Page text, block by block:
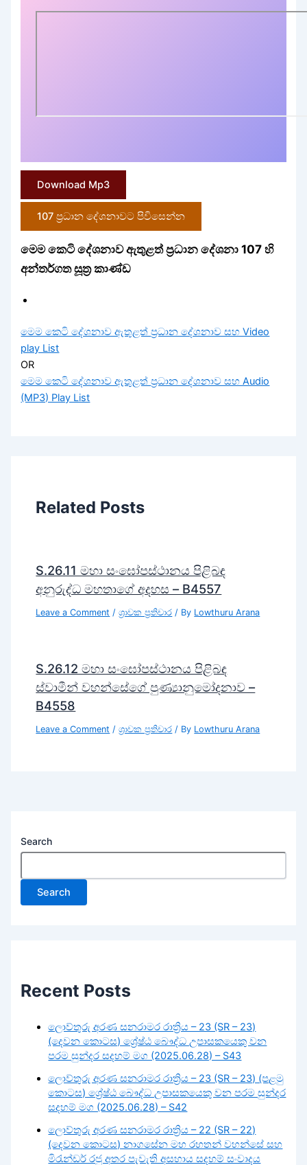
Download Mp3
107 ප්‍රධාන දේශනාවට පිවිසෙන්න
මෙම කෙටි දේශනාව ඇතුළත් ප්‍රධාන දේශනා 107 හි
අන්තර්ගත සූත්‍ර කාණ්ඩ
මෙම කෙටි දේශනාව ඇතුළත් ප්‍රධාන දේශනාව සහ Video
play List
OR
මෙම කෙටි දේශනාව ඇතුළත් ප්‍රධාන දේශනාව සහ Audio
(MP3) Play List
Related Posts
S.26.11 මහා සංඝෝපස්ථානය පිළිබඳ
අනුරුද්ධ මහතාගේ අදහස – B4557
Leave a Comment /ශ්‍රාවක ප්‍රතිචාර / By Lowthuru Arana
S.26.12 මහා සංඝෝපස්ථානය පිළිබඳ
ස්වාමීන් වහන්සේගේ පුණ්‍යානුමෝදනාව –
B4558
Leave a Comment /ශ්‍රාවක ප්‍රතිචාර / By Lowthuru Arana
Search
Search
Recent Posts
ලොව්තුරු අරණ සනරාමර රාත්‍රිය – 23 (SR – 23)
(දෙවන කොටස) ශ්‍රේෂ්ඨ බෞද්ධ උපාසකයෙකු වන
පරම සුන්දර සදහම් මග (2025.06.28) – S43
ලොව්තුරු අරණ සනරාමර රාත්‍රිය – 23 (SR – 23) (පළමු
කොටස) ශ්‍රේෂ්ඨ බෞද්ධ උපාසකයෙකු වන පරම සුන්දර
සදහම් මග (2025.06.28) – S42
ලොව්තුරු අරණ සනරාමර රාත්‍රිය – 22 (SR – 22)
(දෙවන කොටස) නාගසේන මහ රහතන් වහන්සේ සහ
මිරැන්ඩර් රජු අතර පැවැති අසහාය සදහම් සංවාදය